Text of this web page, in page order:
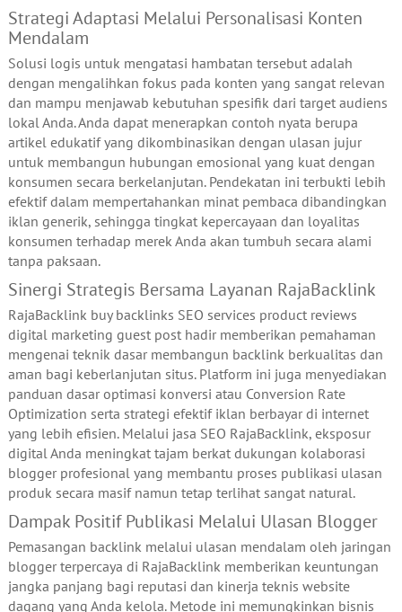
Strategi Adaptasi Melalui Personalisasi Konten
Mendalam
Solusi logis untuk mengatasi hambatan tersebut adalah
dengan mengalihkan fokus pada konten yang sangat relevan
dan mampu menjawab kebutuhan spesifik dari target audiens
lokal Anda. Anda dapat menerapkan contoh nyata berupa
artikel edukatif yang dikombinasikan dengan ulasan jujur
untuk membangun hubungan emosional yang kuat dengan
konsumen secara berkelanjutan. Pendekatan ini terbukti lebih
efektif dalam mempertahankan minat pembaca dibandingkan
iklan generik, sehingga tingkat kepercayaan dan loyalitas
konsumen terhadap merek Anda akan tumbuh secara alami
tanpa paksaan.
Sinergi Strategis Bersama Layanan RajaBacklink
RajaBacklink buy backlinks SEO services product reviews
digital marketing guest post hadir memberikan pemahaman
mengenai teknik dasar membangun backlink berkualitas dan
aman bagi keberlanjutan situs. Platform ini juga menyediakan
panduan dasar optimasi konversi atau Conversion Rate
Optimization serta strategi efektif iklan berbayar di internet
yang lebih efisien. Melalui jasa SEO RajaBacklink, eksposur
digital Anda meningkat tajam berkat dukungan kolaborasi
blogger profesional yang membantu proses publikasi ulasan
produk secara masif namun tetap terlihat sangat natural.
Dampak Positif Publikasi Melalui Ulasan Blogger
Pemasangan backlink melalui ulasan mendalam oleh jaringan
blogger terpercaya di RajaBacklink memberikan keuntungan
jangka panjang bagi reputasi dan kinerja teknis website
dagang yang Anda kelola. Metode ini memungkinkan bisnis